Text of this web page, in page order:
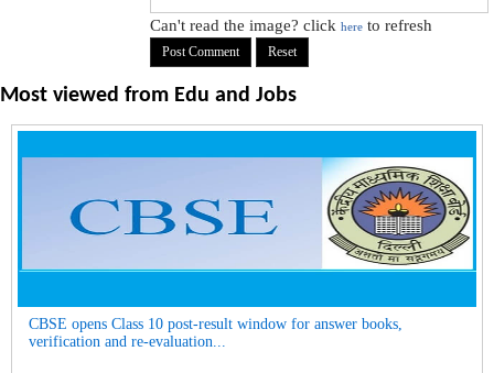
Can't read the image? clickhere to refresh
Most viewed from Edu and Jobs
CBSE opens Class 10 post-result window for answer books,
verification and re-evaluation...